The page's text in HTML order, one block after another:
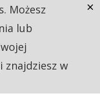
Możesz
lub
znajdziesz w
×